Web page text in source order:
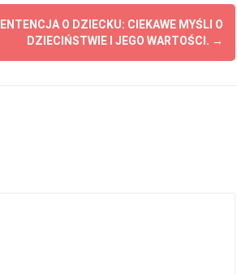
O DZIECKU: CIEKAWE MYŚLI O
DZIECIŃSTWIE I JEGO WARTOŚCI. →